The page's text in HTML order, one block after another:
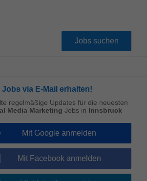
Jobs via E-Mail erhalten!
regelmäßige Updates für die neuesten
Media Marketing Jobs in Innsbruck
Mit Google anmelden
Mit Facebook anmelden